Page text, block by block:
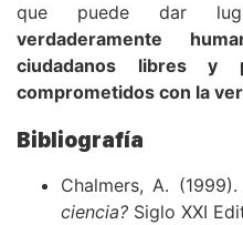
que puede dar
verdaderamente
ciudadanos libres y
comprometidos con la
Bibliografía
Chalmers, A.
ciencia? Siglo XXI